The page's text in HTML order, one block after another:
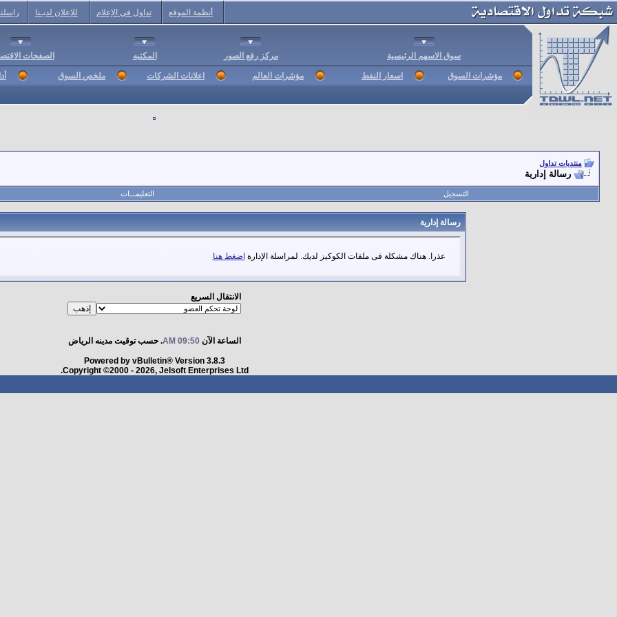
أنظمة الموقع تداول في الإعلام للإعلان لديـنا
سوق الاسهم الرئيسية مركز رفع الصور المكتبه الصفحات
مؤشرات السوق اسعار النفط مؤشرات العالم اعلانات الشركات ملخص السوق
منتديات تداول
رسالة إدارية
التسجيل التعليمـــات
رسالة إدارية
عذرا. هناك مشكلة فى ملفات الكوكيز لديك. لمراسلة الإدارة اضغط هنا
الانتقال السريع
الساعة الآن 09:50 AM . حسب توقيت مدينه الرياض
Powered by vBulletin® Version 3.8.3
Copyright ©2000 - 2026, Jelsoft Enterprises Ltd.